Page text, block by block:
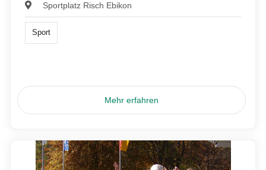
Sportplatz Risch Ebikon
Sport
Mehr erfahren